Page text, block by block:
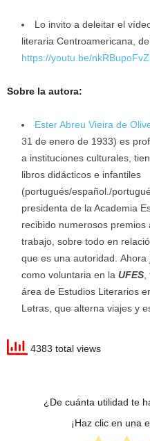
Lo invito a deleitar el
literaria Centroamericana,
https://youtu.be/
Sobre la autora:
Ester Abreu Vieira de
31 de enero de 1933) es
a instituciones culturales,
libros didácticos e infantiles
(portugués/español./
presidenta de la Academia
recibido numerosos
trabajo, sobre todo en
que es una autoridad.
como voluntaria en la UFES
área de Estudios Literarios
Letras, que alterna viajes y
4383 total views
¿De cuánta utilidad te
¡Haz clic en una